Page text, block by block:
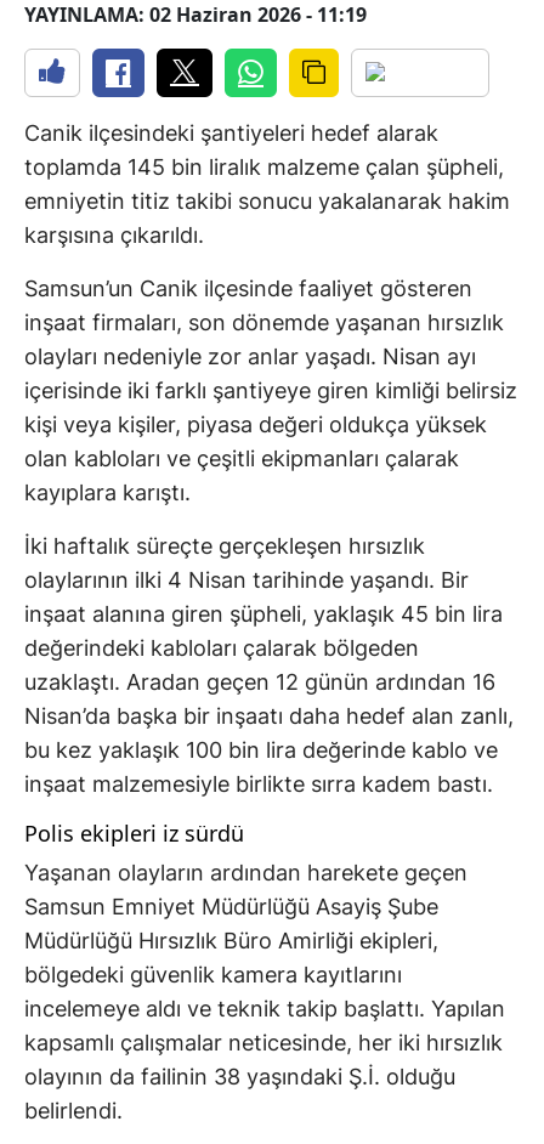
YAYINLAMA: 02 Haziran 2026 - 11:19
Canik ilçesindeki şantiyeleri hedef alarak
toplamda 145 bin liralık malzeme çalan şüpheli,
emniyetin titiz takibi sonucu yakalanarak hakim
karşısına çıkarıldı.
Samsun’un Canik ilçesinde faaliyet gösteren
inşaat firmaları, son dönemde yaşanan hırsızlık
olayları nedeniyle zor anlar yaşadı. Nisan ayı
içerisinde iki farklı şantiyeye giren kimliği belirsiz
kişi veya kişiler, piyasa değeri oldukça yüksek
olan kabloları ve çeşitli ekipmanları çalarak
kayıplara karıştı.
İki haftalık süreçte gerçekleşen hırsızlık
olaylarının ilki 4 Nisan tarihinde yaşandı. Bir
inşaat alanına giren şüpheli, yaklaşık 45 bin lira
değerindeki kabloları çalarak bölgeden
uzaklaştı. Aradan geçen 12 günün ardından 16
Nisan’da başka bir inşaatı daha hedef alan zanlı,
bu kez yaklaşık 100 bin lira değerinde kablo ve
inşaat malzemesiyle birlikte sırra kadem bastı.
Polis ekipleri iz sürdü
Yaşanan olayların ardından harekete geçen
Samsun Emniyet Müdürlüğü Asayiş Şube
Müdürlüğü Hırsızlık Büro Amirliği ekipleri,
bölgedeki güvenlik kamera kayıtlarını
incelemeye aldı ve teknik takip başlattı. Yapılan
kapsamlı çalışmalar neticesinde, her iki hırsızlık
olayının da failinin 38 yaşındaki Ş.İ. olduğu
belirlendi.